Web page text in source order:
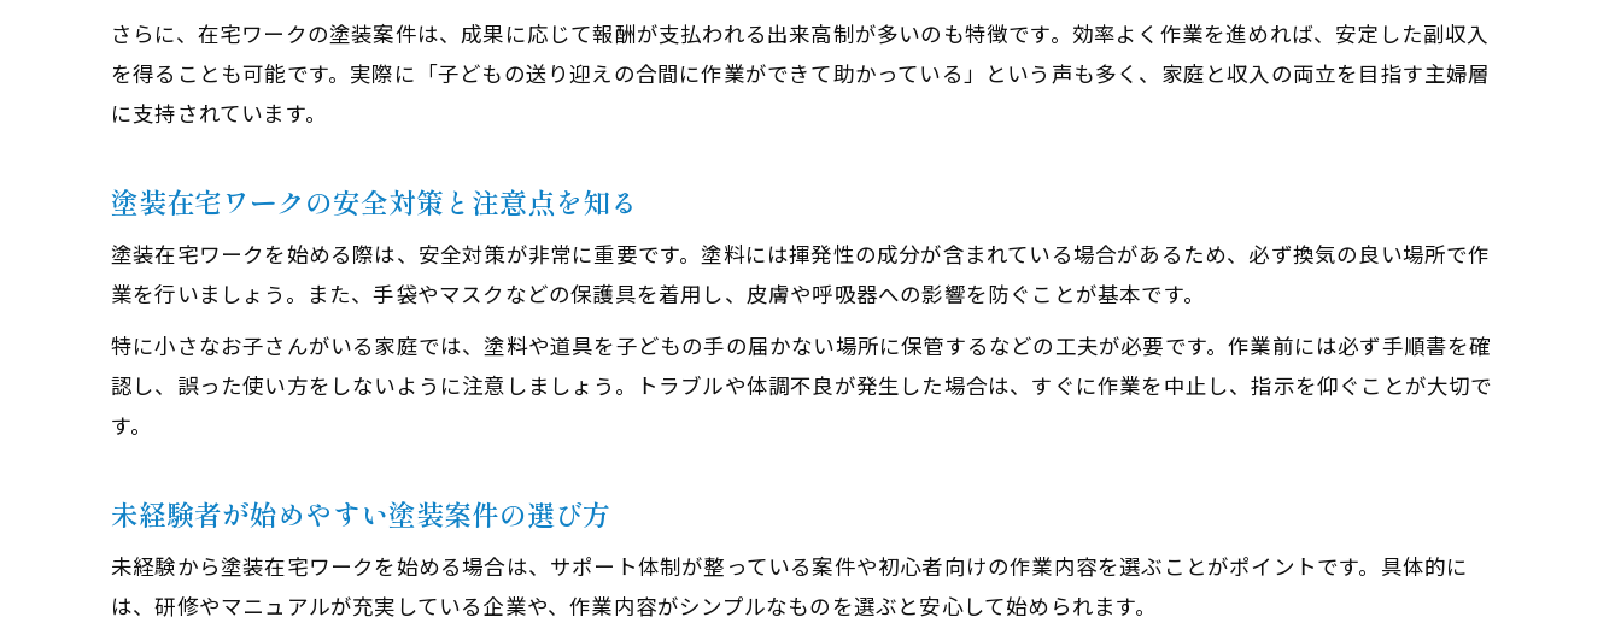
塗装技術を活かした主婦の新しい働き方を紹介
経験者だからこそ選べる塗装案件の特徴
理想の生活へ導く塗装在宅ワーク入門
塗装在宅ワークで叶える理想の働き方とは
主婦が安心して始める塗装ワークの第一歩
塗装内職で手に入る生活のゆとりと充実感
塗装在宅ワークの将来性と今後の展望
さらに、在宅ワークの塗装案件は、成果に応じて報酬が支払われる出来高制が多いのも特徴です。効率よく作業を進めれば、安定した副収入
を得ることも可能です。実際に「子どもの送り迎えの合間に作業ができて助かっている」という声も多く、家庭と収入の両立を目指す主婦層
に支持されています。
塗装在宅ワークの安全対策と注意点を知る
塗装在宅ワークを始める際は、安全対策が非常に重要です。塗料には揮発性の成分が含まれている場合があるため、必ず換気の良い場所で作
業を行いましょう。また、手袋やマスクなどの保護具を着用し、皮膚や呼吸器への影響を防ぐことが基本です。
特に小さなお子さんがいる家庭では、塗料や道具を子どもの手の届かない場所に保管するなどの工夫が必要です。作業前には必ず手順書を確
認し、誤った使い方をしないように注意しましょう。トラブルや体調不良が発生した場合は、すぐに作業を中止し、指示を仰ぐことが大切で
す。
未経験者が始めやすい塗装案件の選び方
未経験から塗装在宅ワークを始める場合は、サポート体制が整っている案件や初心者向けの作業内容を選ぶことがポイントです。具体的に
は、研修やマニュアルが充実している企業や、作業内容がシンプルなものを選ぶと安心して始められます。